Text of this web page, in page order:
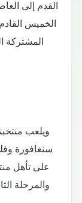
القدم إلى
الخميس
ويلعب
سنغافورة
على تأهل
والمرحلة